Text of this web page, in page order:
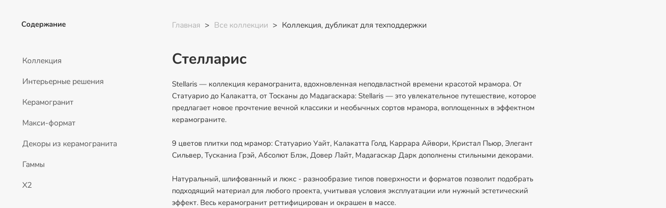
Содержание
Коллекция
Интерьерные решения
Керамогранит
Макси-формат
Декоры из керамогранита
Гаммы
Х2
Главная > Все коллекции > Коллекция, дубликат для техподдержки
Стелларис
Stellaris — коллекция керамогранита, вдохновленная неподвластной времени красотой мрамора. От
Статуарио до Калакатта, от Тосканы до Мадагаскара: Stellaris — это увлекательное путешествие, которое
предлагает новое прочтение вечной классики и необычных сортов мрамора, воплощенных в эффектном
керамограните.
9 цветов плитки под мрамор: Статуарио Уайт, Калакатта Голд, Каррара Айвори, Кристал Пьюр, Элегант
Сильвер, Тусканиа Грэй, Абсолют Блэк, Довер Лайт, Мадагаскар Дарк дополнены стильными декорами.
Натуральный, шлифованный и люкс - разнообразие типов поверхности и форматов позволит подобрать
подходящий материал для любого проекта, учитывая условия эксплуатации или нужный эстетический
эффект. Весь керамогранит реттифицирован и окрашен в массе.